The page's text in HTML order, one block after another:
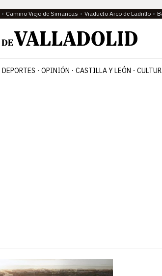
Camino Viejo de Simancas Viaducto Arco de Ladrillo
DEPORTES OPINIÓN CASTILLA Y LEÓN